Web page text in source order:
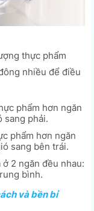
thực phẩm
nhiều để điều
phẩm hơn ngăn
sang phải.
phẩm hơn ngăn
sang bên trái.
2 ngăn đều nhau:
bình.
và bền bỉ